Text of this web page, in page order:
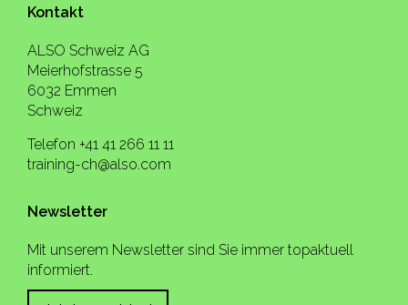
Kontakt
ALSO Schweiz AG
Meierhofstrasse 5
6032 Emmen
Schweiz
Telefon +41 41 266 11 11
training-ch@also.com
Newsletter
Mit unserem Newsletter sind Sie immer topaktuell
informiert.